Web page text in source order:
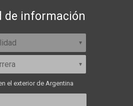
de información
el exterior de Argentina